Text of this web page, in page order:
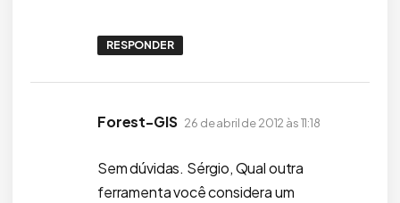
RESPONDER
Forest-GIS disse:
26 de abril de 2012 às 11:18
Sem dúvidas. Sérgio, Qual outra
ferramenta você considera um